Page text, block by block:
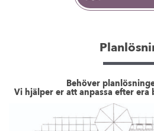
Behöver
Vi hjälper er att anpassa efter